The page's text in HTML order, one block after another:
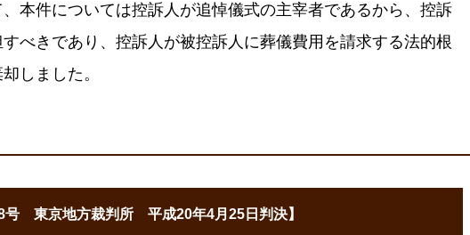
本件については控訴人が追悼儀式の主宰者であるから、控訴
べきであり、控訴人が被控訴人に葬儀費用を請求する法的根
しました。
号 東京地方裁判所 平成20年4月25日判決】